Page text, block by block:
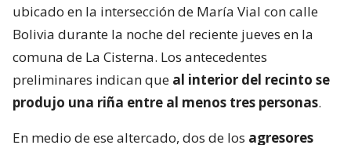
ubicado en la intersección de María Vial con calle
Bolivia durante la noche del reciente jueves en la
comuna de La Cisterna. Los antecedentes
preliminares indican que al interior del recinto se
produjo una riña entre al menos tres personas.
En medio de ese altercado, dos de los agresores